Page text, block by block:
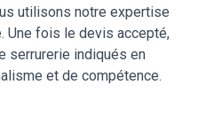
utilisons notre expertise
Une fois le devis accepté,
serrurerie indiqués en
et de compétence.